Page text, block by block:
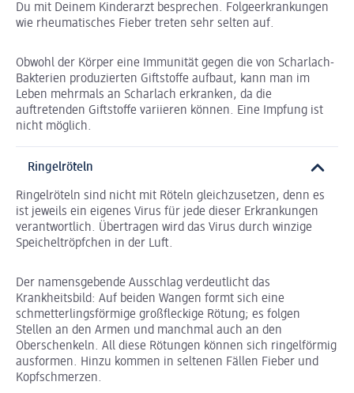
Du mit Deinem Kinderarzt besprechen. Folgeerkrankungen
wie rheumatisches Fieber treten sehr selten auf.
Obwohl der Körper eine Immunität gegen die von Scharlach-
Bakterien produzierten Giftstoffe aufbaut, kann man im
Leben mehrmals an Scharlach erkranken, da die
auftretenden Giftstoffe variieren können. Eine Impfung ist
nicht möglich.
Ringelröteln
Ringelröteln sind nicht mit Röteln gleichzusetzen, denn es
ist jeweils ein eigenes Virus für jede dieser Erkrankungen
verantwortlich. Übertragen wird das Virus durch winzige
Speicheltröpfchen in der Luft.
Der namensgebende Ausschlag verdeutlicht das
Krankheitsbild: Auf beiden Wangen formt sich eine
schmetterlingsförmige großfleckige Rötung; es folgen
Stellen an den Armen und manchmal auch an den
Oberschenkeln. All diese Rötungen können sich ringelförmig
ausformen. Hinzu kommen in seltenen Fällen Fieber und
Kopfschmerzen.